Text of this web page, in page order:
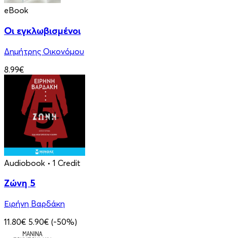
eBook
Οι εγκλωβισμένοι
Δημήτρης Οικονόμου
8.99€
Audiobook • 1 Credit
Ζώνη 5
Ειρήνη Βαρδάκη
11.80€ 5.90€ (-50%)